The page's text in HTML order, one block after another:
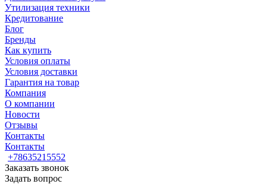
Утилизация техники
Кредитование
Блог
Бренды
Как купить
Условия оплаты
Условия доставки
Гарантия на товар
Компания
О компании
Новости
Отзывы
Контакты
Контакты
+78635215552
Заказать звонок
Задать вопрос